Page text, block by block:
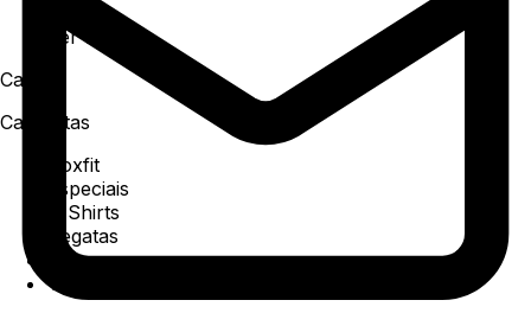
Ver todos
Camisa
Camisetas
Boxfit
Especiais
T-Shirts
Regatas
Polo
Ver todos